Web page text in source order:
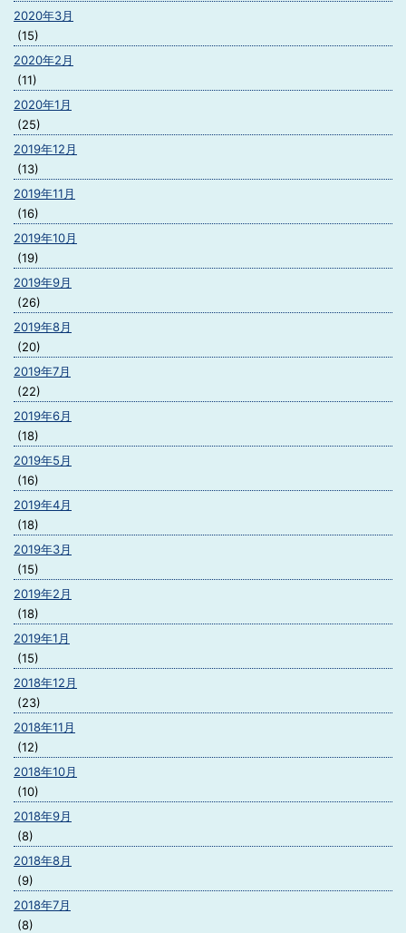
2020年3月
(15)
2020年2月
(11)
2020年1月
(25)
2019年12月
(13)
2019年11月
(16)
2019年10月
(19)
2019年9月
(26)
2019年8月
(20)
2019年7月
(22)
2019年6月
(18)
2019年5月
(16)
2019年4月
(18)
2019年3月
(15)
2019年2月
(18)
2019年1月
(15)
2018年12月
(23)
2018年11月
(12)
2018年10月
(10)
2018年9月
(8)
2018年8月
(9)
2018年7月
(8)